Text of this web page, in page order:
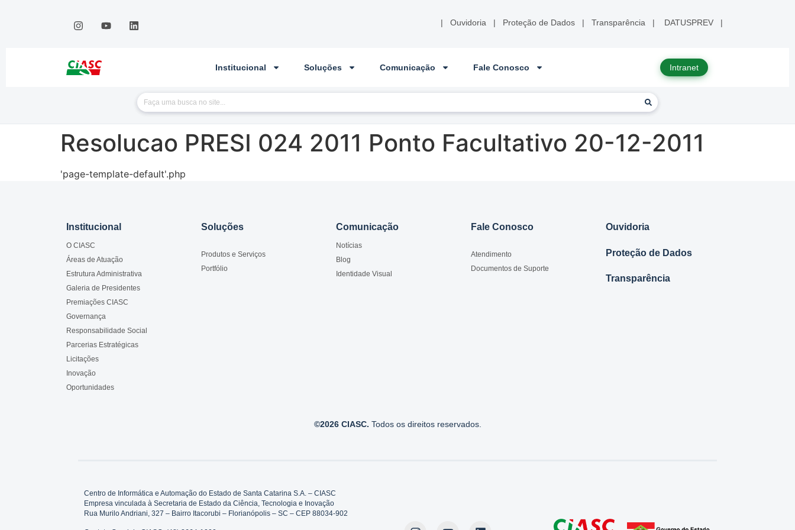
| Ouvidoria | Proteção de Dados | Transparência | DATUSPREV |
Institucional Soluções Comunicação Fale Conosco Intranet
Resolucao PRESI 024 2011 Ponto Facultativo 20-12-2011
'page-template-default'.php
Institucional
O CIASC
Áreas de Atuação
Estrutura Administrativa
Galeria de Presidentes
Premiações CIASC
Governança
Responsabilidade Social
Parcerias Estratégicas
Licitações
Inovação
Oportunidades
Soluções
Produtos e Serviços
Portfólio
Comunicação
Notícias
Blog
Identidade Visual
Fale Conosco
Atendimento
Documentos de Suporte
Ouvidoria
Proteção de Dados
Transparência
©2026 CIASC. Todos os direitos reservados.
Centro de Informática e Automação do Estado de Santa Catarina S.A. – CIASC
Empresa vinculada à Secretaria de Estado da Ciência, Tecnologia e Inovação
Rua Murilo Andriani, 327 – Bairro Itacorubi – Florianópolis – SC – CEP 88034-902